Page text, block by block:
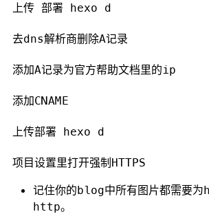
上传 部署 hexo d
去dns解析商删除A记录
添加A记录为官方帮助文档里的ip
添加CNAME
上传部署 hexo d
记住你的blog中所有图片都需要
http。